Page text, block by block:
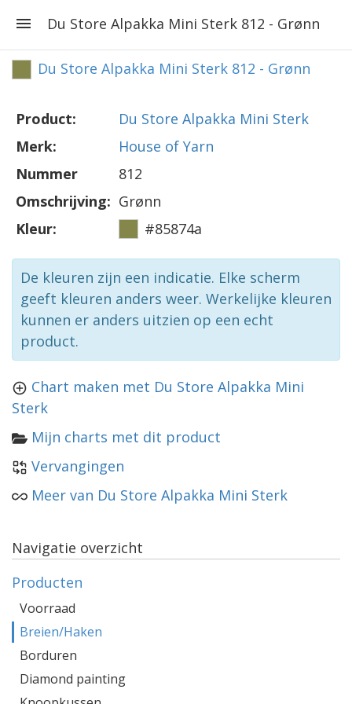
Du Store Alpakka Mini Sterk 812 - Grønn
Du Store Alpakka Mini Sterk 812 - Grønn
Product:
Du Store Alpakka Mini Sterk
Merk:
House of Yarn
Nummer
812
Omschrijving: Grønn
Kleur:
#85874a
De kleuren zijn een indicatie. Elke scherm
geeft kleuren anders weer. Werkelijke kleuren
kunnen er anders uitzien op een echt
product.
Chart maken met Du Store Alpakka Mini
Sterk
Mijn charts met dit product
Vervangingen
Meer van Du Store Alpakka Mini Sterk
Navigatie overzicht
Producten
Voorraad
Breien/Haken
Borduren
Diamond painting